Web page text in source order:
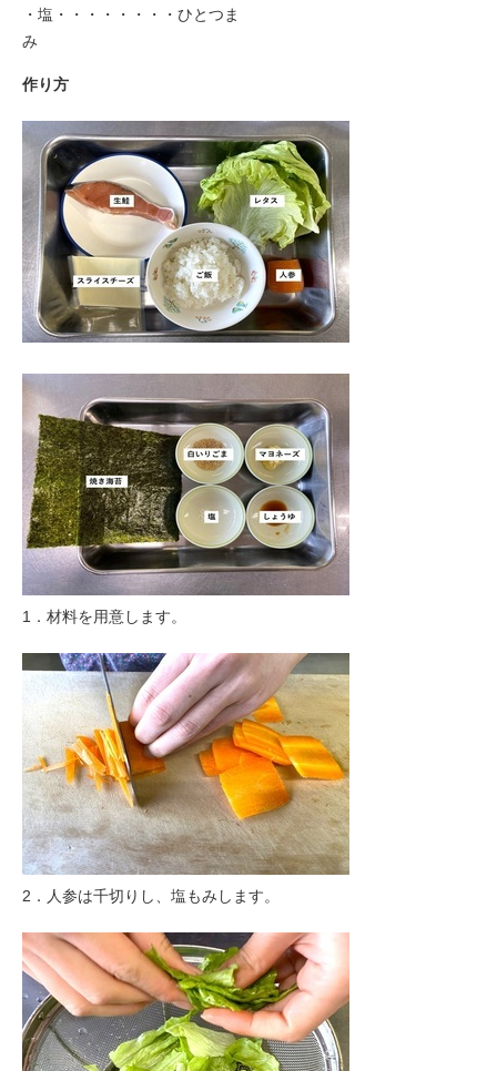
・塩・・・・・・・・ひとつま
作り方
1．材料を用意します。
2．人参は千切りし、塩もみします。